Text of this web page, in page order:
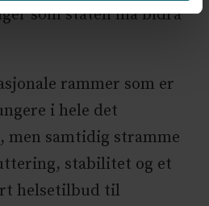
som staten må bidra
rammer som er
i hele det
men samtidig stramme
stabilitet og et
helsetilbud til